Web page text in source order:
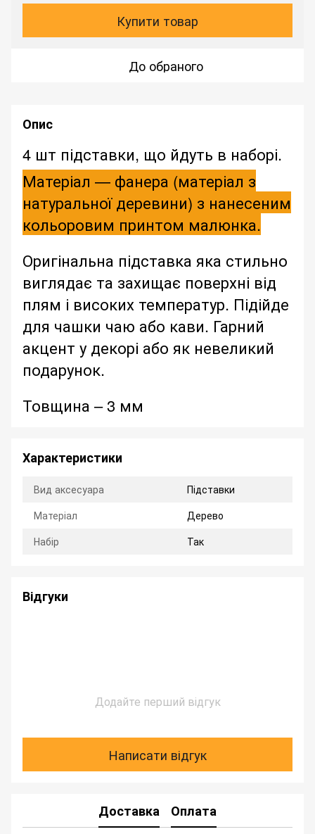
Купити товар
До обраного
Опис
4 шт підставки, що йдуть в наборі.
Матеріал — фанера (матеріал з
натуральної деревини) з нанесеним
кольоровим принтом малюнка.
Оригінальна підставка яка стильно
виглядає та захищає поверхні від
плям і високих температур. Підійде
для чашки чаю або кави. Гарний
акцент у декорі або як невеликий
подарунок.
Товщина – 3 мм
Характеристики
Вид аксесуара
Підставки
Матеріал
Дерево
Набір
Так
Відгуки
Додайте перший відгук
Написати відгук
Доставка Оплата